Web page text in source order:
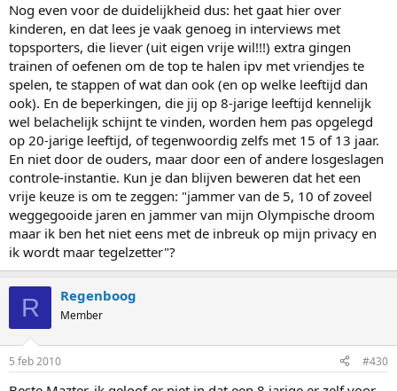
Nog even voor de duidelijkheid dus: het gaat hier over
kinderen, en dat lees je vaak genoeg in interviews met
topsporters, die liever (uit eigen vrije wil!!!) extra gingen
trainen of oefenen om de top te halen ipv met vriendjes te
spelen, te stappen of wat dan ook (en op welke leeftijd dan
ook). En de beperkingen, die jij op 8-jarige leeftijd kennelijk
wel belachelijk schijnt te vinden, worden hem pas opgelegd
op 20-jarige leeftijd, of tegenwoordig zelfs met 15 of 13 jaar.
En niet door de ouders, maar door een of andere losgeslagen
controle-instantie. Kun je dan blijven beweren dat het een
vrije keuze is om te zeggen: "jammer van de 5, 10 of zoveel
weggegooide jaren en jammer van mijn Olympische droom
maar ik ben het niet eens met de inbreuk op mijn privacy en
ik wordt maar tegelzetter"?
R Regenboog
Member
5 feb 2010 #430